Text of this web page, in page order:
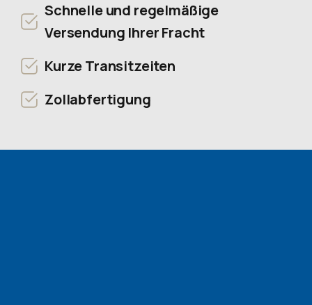
Schnelle und regelmäßige
Versendung Ihrer Fracht
Kurze Transitzeiten
Zollabfertigung